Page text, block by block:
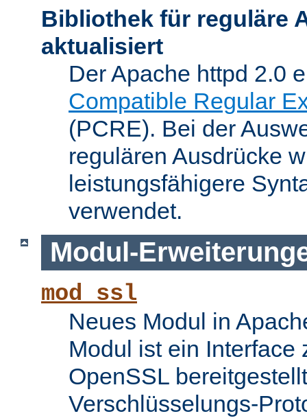
Bibliothek für reguläre
aktualisiert
Der Apache httpd 2.0
Compatible Regular
(PCRE). Bei der
regulären Ausdrücke
leistungsfähigere
verwendet.
Modul-
mod_ssl
Neues Modul in
Modul ist ein Interface
OpenSSL
Verschlüsselungs-